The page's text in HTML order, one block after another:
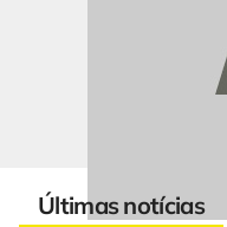
Últimas notícias